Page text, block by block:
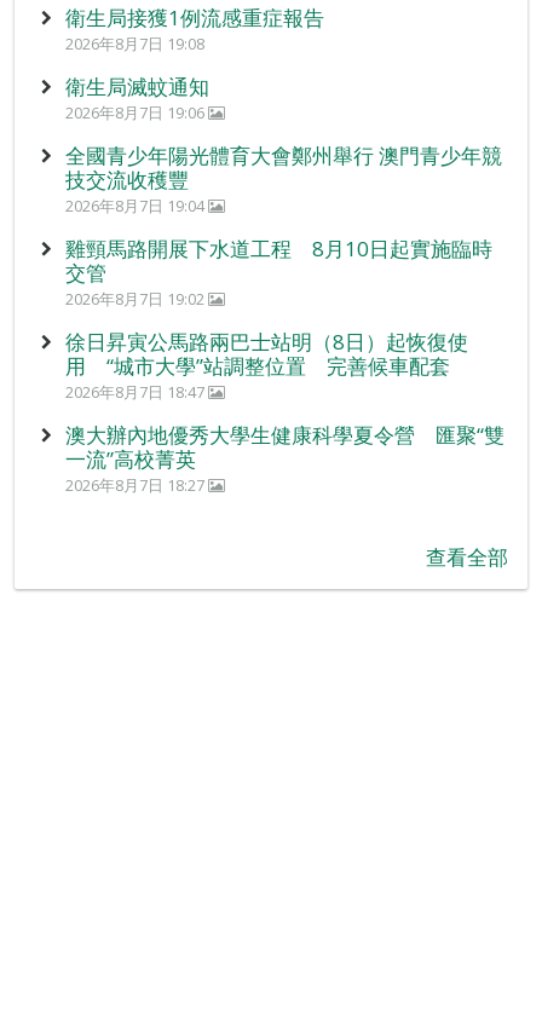
衛生局接獲1例流感重症報告
2026年8月7日 19:08
衛生局滅蚊通知
2026年8月7日 19:06
全國青少年陽光體育大會鄭州舉行 澳門青少年競
技交流收穫豐
2026年8月7日 19:04
雞頸馬路開展下水道工程 8月10日起實施臨時
交管
2026年8月7日 19:02
徐日昇寅公馬路兩巴士站明（8日）起恢復使
用 “城市大學”站調整位置 完善候車配套
2026年8月7日 18:47
澳大辦內地優秀大學生健康科學夏令營 匯聚“雙
一流”高校菁英
2026年8月7日 18:27
查看全部